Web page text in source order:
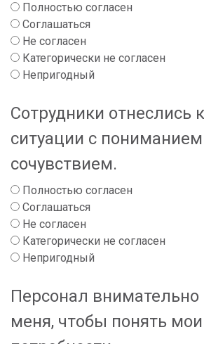
Полностью согласен
Соглашаться
Не согласен
Категорически не согласен
Непригодный
Сотрудники отнеслись
ситуации с
сочувствием.
Полностью согласен
Соглашаться
Не согласен
Категорически не согласен
Непригодный
Персонал
меня, чтобы понять мои